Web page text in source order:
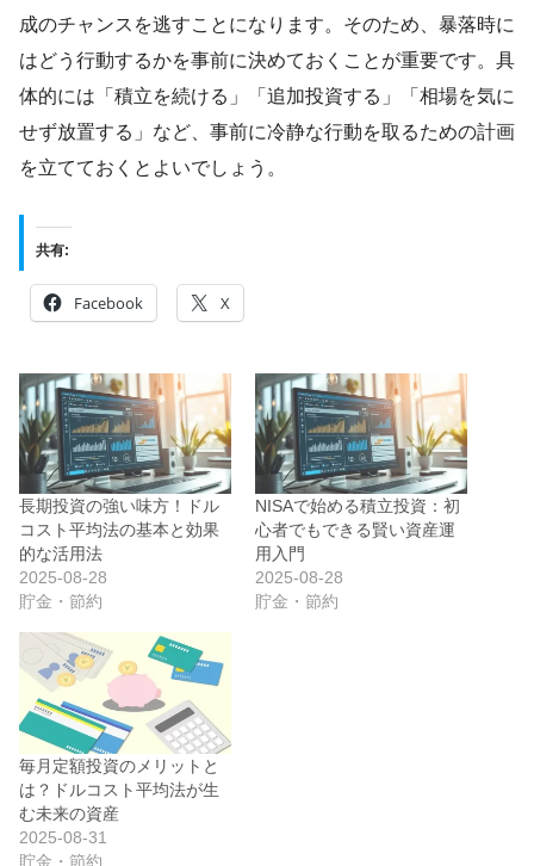
成のチャンスを逃すことになります。そのため、暴落時に
はどう行動するかを事前に決めておくことが重要です。具
体的には「積立を続ける」「追加投資する」「相場を気に
せず放置する」など、事前に冷静な行動を取るための計画
を立てておくとよいでしょう。
共有:
Facebook X
長期投資の強い味方！ドル
コスト平均法の基本と効果
的な活用法
2025-08-28
貯金・節約
NISAで始める積立投資：初
心者でもできる賢い資産運
用入門
2025-08-28
貯金・節約
毎月定額投資のメリットと
は？ドルコスト平均法が生
む未来の資産
2025-08-31
貯金・節約